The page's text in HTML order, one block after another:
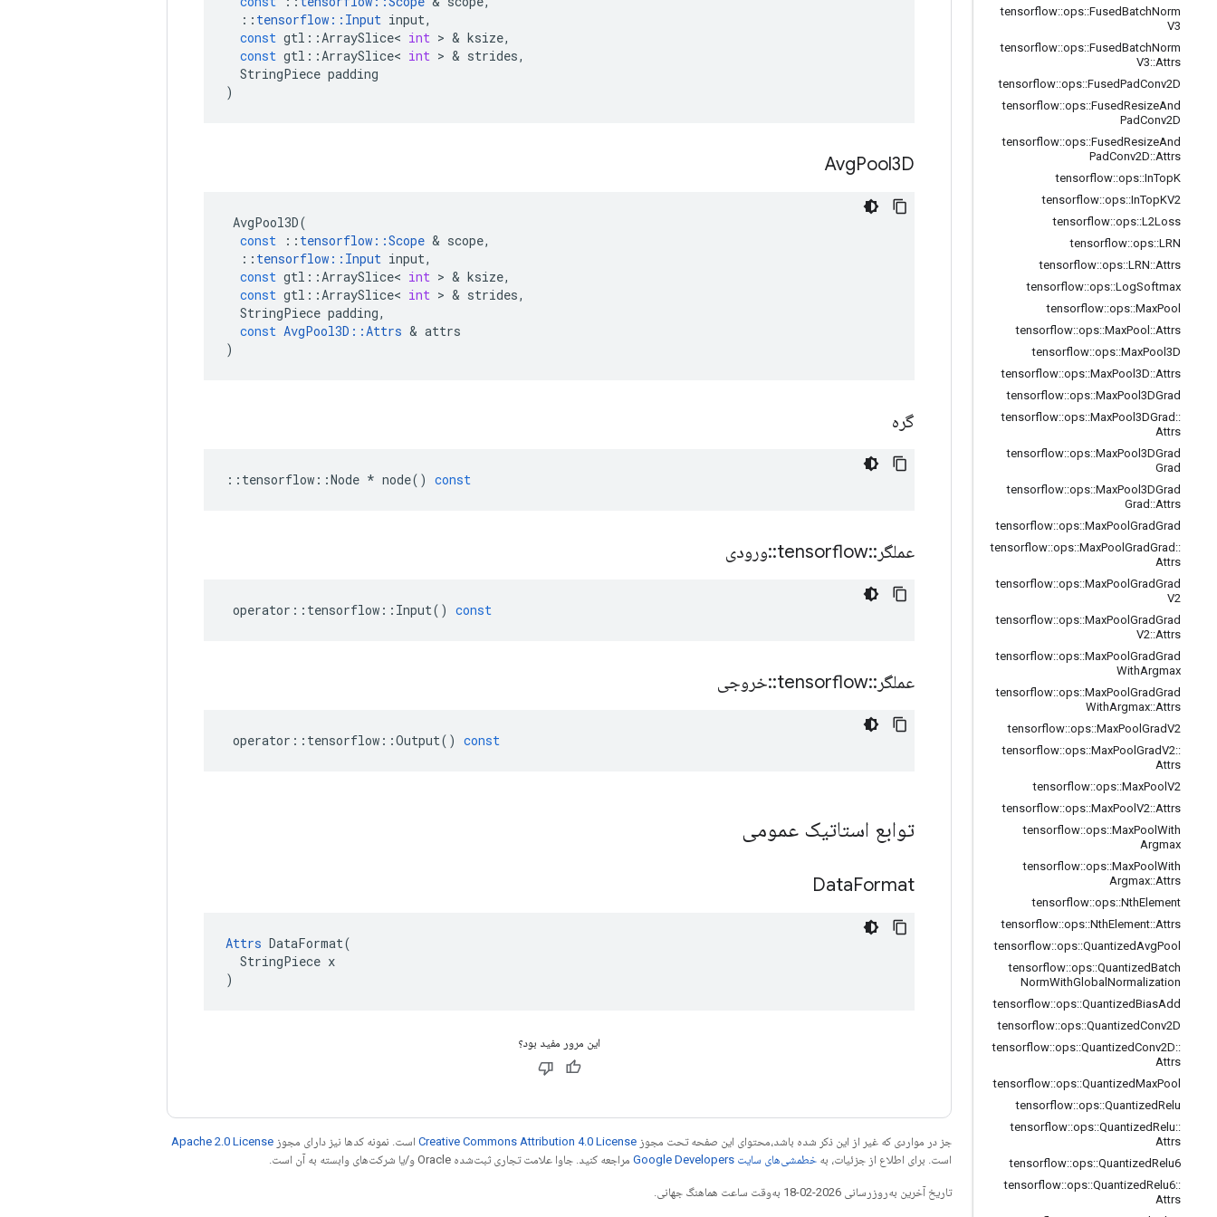
tensorflow::ops::FusedBatchNorm
V3
tensorflow::ops::FusedBatchNorm
V3::Attrs
tensorflow::ops::FusedPadConv2D
tensorflow::ops::FusedResizeAnd
PadConv2D
tensorflow::ops::FusedResizeAnd
PadConv2D::Attrs
tensorflow::ops::InTopK
tensorflow::ops::InTopKV2
tensorflow::ops::L2Loss
tensorflow::ops::LRN
tensorflow::ops::LRN::Attrs
tensorflow::ops::LogSoftmax
tensorflow::ops::MaxPool
tensorflow::ops::MaxPool ::Attrs
tensorflow::ops::MaxPool3D
tensorflow::ops::MaxPool3D::Attrs
tensorflow::ops::MaxPool3DGrad
tensorflow::ops::MaxPool3DGrad ::
Attrs
tensorflow::ops::MaxPool3DGrad
Grad
tensorflow::ops::MaxPool3DGrad
Grad ::Attrs
tensorflow::ops::MaxPool GradGrad
tensorflow::ops::MaxPool GradGrad ::
Attrs
tensorflow::ops::MaxPool GradGrad
V2
tensorflow::ops::MaxPool GradGrad
V2::Attrs
tensorflow::ops::MaxPool GradGrad
WithArgmax
tensorflow::ops::MaxPool GradGrad
WithArgmax::Attrs
tensorflow::ops::MaxPool GradV2
tensorflow::ops::MaxPool GradV2::
Attrs
tensorflow::ops::MaxPool V2
tensorflow::ops::MaxPool V2::Attrs
tensorflow::ops::MaxPool With
Argmax
tensorflow::ops::MaxPool With
Argmax::Attrs
tensorflow::ops::NthElement
tensorflow::ops::NthElement::Attrs
tensorflow::ops::QuantizedAvgPool
tensorflow::ops::QuantizedBatch
NormWithGlobal Normalization
tensorflow::ops::QuantizedBiasAdd
tensorflow::ops::QuantizedConv2D
tensorflow::ops::QuantizedConv2D::
Attrs
tensorflow::ops::QuantizedMaxPool
tensorflow::ops::QuantizedRelu
tensorflow::ops::QuantizedRelu::
Attrs
tensorflow::ops::QuantizedRelu6
tensorflow::ops::QuantizedRelu6::
Attrs
:: tensorflow :: Input input,
const gtl ::ArraySlice< int > & ksize,
const gtl ::ArraySlice< int > & strides,
StringPiece padding
)
AvgPool3D
AvgPool3D(
const
:: tensorflow ::Scope & scope,
:: tensorflow :: Input input,
const gtl ::ArraySlice< int > & ksize,
const gtl ::ArraySlice< int > & strides,
StringPiece padding,
const AvgPool3D ::Attrs & attrs
)
گره
:: tensorflow ::Node * node() const
عملگر ::
tensorflow
::ورودی
operator :: tensorflow :: Input() const
عملگر ::
tensorflow
::خروجی
operator :: tensorflow ::Output() const
توابع استاتیک عمومی
DataFormat
Attrs DataFormat(
  StringPiece x
)
این مرور مفید بود؟
جز در مواردی که غیر از این ذکر شده باشد،‌محتوای این صفحه تحت مجوز Creative Commons Attribution 4.0 License است. نمونه کدها نیز دارای مجوز Apache 2.0 License
است. برای اطلاع از جزئیات، به خطمشی‌های سایت Google Developers‏ مراجعه کنید. جاوا علامت تجاری ثبت‌شده Oracle و/یا شرکت‌های وابسته به آن است.
تاریخ آخرین به‌روزرسانی 2026-02-18 به‌وقت ساعت هماهنگ جهانی.